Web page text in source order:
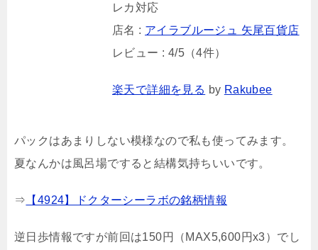
レカ対応
店名 : アイラブルージュ 矢尾百貨店
レビュー : 4/5（4件）
楽天で詳細を見る by Rakubee
パックはあまりしない模様なので私も使ってみます。
夏なんかは風呂場ですると結構気持ちいいです。
⇒ 【4924】ドクターシーラボの銘柄情報
逆日歩情報ですが前回は150円（MAX5,600円x3）でし